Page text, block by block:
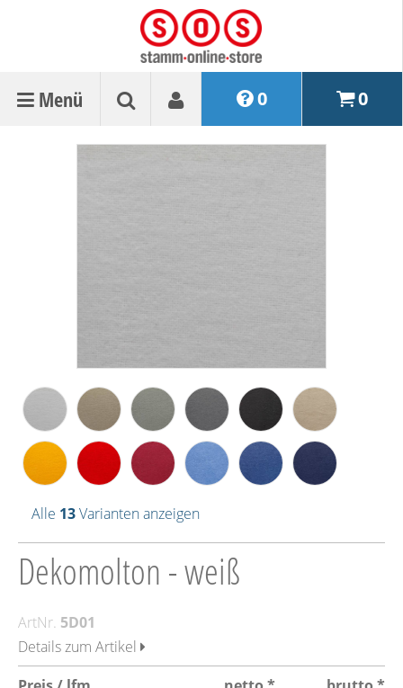
Menü 0 0
Alle 13Varianten anzeigen
Dekomolton - weiß
ArtNr. 5D01
Details zum Artikel